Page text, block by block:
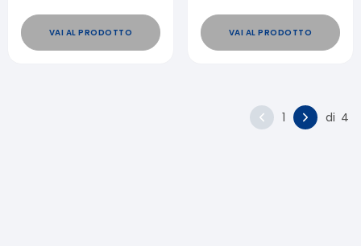
VAI AL PRODOTTO VAI AL PRODOTTO
1 di 4